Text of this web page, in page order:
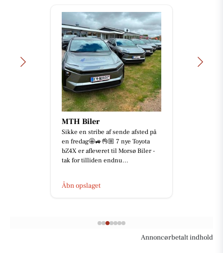
MTH Biler
Sikke en stribe af sende afsted på
en fredag🤩🚙👌🏼 7 nye Toyota
bZ4X er afleveret til Morsø Biler -
tak for tilliden endnu...
Åbn opslaget
Annoncørbetalt indhold